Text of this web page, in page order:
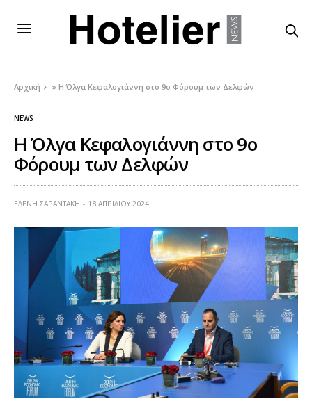
Αρχική »Η Όλγα Κεφαλογιάννη στο 9ο Φόρουμ των Δελφών
NEWS
Η Όλγα Κεφαλογιάννη στο 9ο
Φόρουμ των Δελφών
ΕΛΕΝΗ ΣΑΡΑΝΤΑΚΗ 18 ΑΠΡΙΛΊΟΥ 2024